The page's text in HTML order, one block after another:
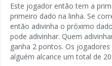
Este jogador então tem a
primeiro dado na linha. Se
então adivinha o próximo
pode adivinhar. Quem
ganha 2 pontos. Os
alguém alcance um total de